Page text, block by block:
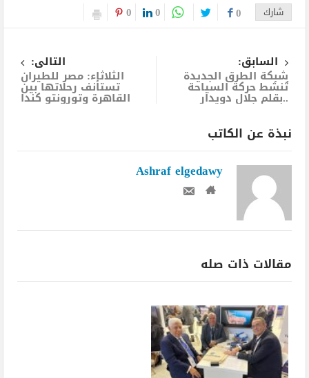
شارك 0
0
0
السابق:
شبكة الطرق الجديدة
تُنشط حركة السياحة
..بقلم جلال دويدار
التالى:
الثلاثاء: مصر للطيران
تستأنف رحلاتها بين
القاهرة وتورونتو كندا
نبذة عن الكاتب
Ashraf elgedawy
مقالات ذات صله